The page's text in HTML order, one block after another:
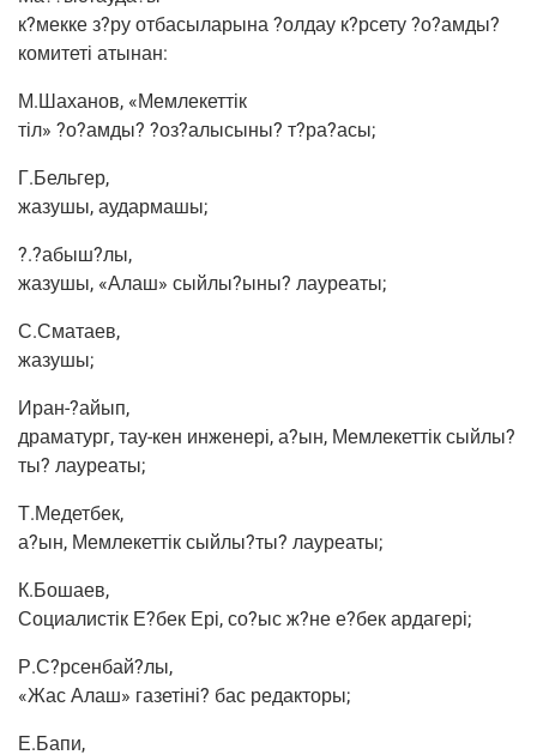
к?мекке з?ру отба­сы­ла­ры­на ?олдау к?рсету ?о?амды?
коми­теті атынан:
М.Шаханов, «Мем­ле­кет­тік
тіл» ?о?амды? ?оз?алысыны? т?ра?асы;
Г.Бельгер,
жазу­шы, аудармашы;
?.?абыш?лы,
жазу­шы, «Алаш» сыйлы?ыны? лауреаты;
С.Сматаев,
жазушы;
Иран-?айып,
дра­ма­тург, тау-кен инже­нері, а?ын, Мем­ле­кет­тік сыйлы?
ты? лауреаты;
Т.Медетбек,
а?ын, Мем­ле­кет­тік сыйлы?ты? лауреаты;
К.Бошаев,
Соци­а­ли­стік Е?бек Ері, со?ыс ж?не е?бек ардагері;
Р.С?рсенбай?лы,
«Жас Алаш» газетіні? бас редакторы;
Е.Бапи,